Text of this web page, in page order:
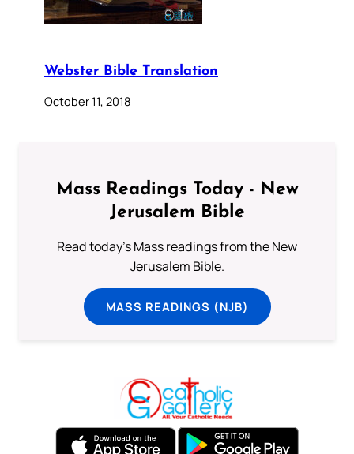
Webster Bible Translation
October 11, 2018
Mass Readings Today - New
Jerusalem Bible
Read today's Mass readings from the New
Jerusalem Bible.
MASS READINGS (NJB)